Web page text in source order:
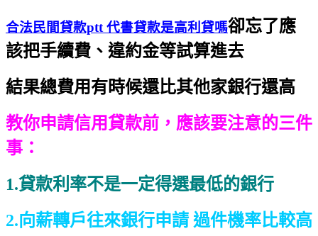
合法民間貸款ptt 代書貸款是高利貸嗎卻忘了應
該把手續費、違約金等試算進去
結果總費用有時候還比其他家銀行還高
教你申請信用貸款前， 應該要注意的三件
事：
1.貸款利率不是一定得選最低的銀行
2.向薪轉戶往來銀行申請 過件機率比較高